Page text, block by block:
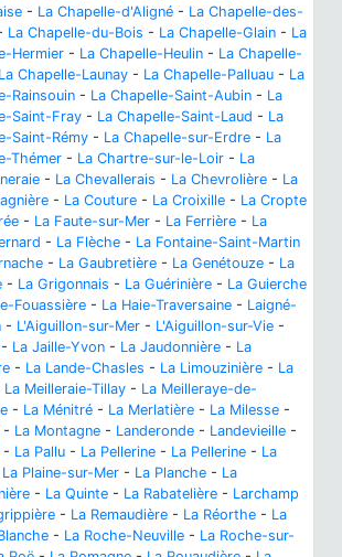
- La Chapelle-d'Aligné - La Chapelle-des-
La Chapelle-du-Bois - La Chapelle-Glain - La
Hermier - La Chapelle-Heulin - La Chapelle-
La Chapelle-Launay - La Chapelle-Palluau - La
Rainsouin - La Chapelle-Saint-Aubin - La
Saint-Fray - La Chapelle-Saint-Laud - La
Saint-Rémy - La Chapelle-sur-Erdre - La
Thémer - La Chartre-sur-le-Loir - La
- La Chevallerais - La Chevrolière - La
- La Couture - La Croixille - La Cropte
- La Faute-sur-Mer - La Ferrière - La
- La Flèche - La Fontaine-Saint-Martin
- La Gaubretière - La Genétouze - La
- La Grigonnais - La Guérinière - La Guierche
Fouassière - La Haie-Traversaine - Laigné-
- L'Aiguillon-sur-Mer - L'Aiguillon-sur-Vie -
- La Jaille-Yvon - La Jaudonnière - La
- La Lande-Chasles - La Limouzinière - La
La Meilleraie-Tillay - La Meilleraye-de-
- La Ménitré - La Merlatière - La Milesse -
- La Montagne - Landeronde - Landevieille -
- La Pallu - La Pellerine - La Pellerine - La
La Plaine-sur-Mer - La Planche - La
- La Quinte - La Rabatelière - Larchamp
- La Remaudière - La Réorthe - La
- La Roche-Neuville - La Roche-sur-